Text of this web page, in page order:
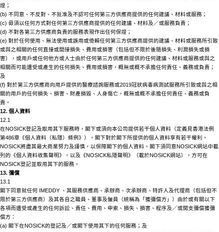
證；
(b) 不同意、不反對、不批准及不認可任何第三方供應商提供的任何建議、材料或服務；
(c) 毋須以任何方式對任何第三方供應商提供的任何建議、材料及／或服務負責；
(d) 不對各第三方供應商負責的服務表現作出任何保證；
(e) 對於任何使用、無法使用或誤用或倚賴任何第三方供應商提供的建議、材料或服務所引致
或與之相關的任何直接或間接損失、費用或損害（包括但不限於後隨損失、利潤損失或損
害），或用戶或任何他方或人士由於任何第三方供應商提供的任何建議、材料或服務或與之
相關而可能遭受或產生的任何損失、費用或損害，概無或概不承擔任何責任、義務或負責；
及
(f) 對於第三方供應商向用戶提供的醫療諮詢服務或2019冠狀病毒病測試服務所引致或與之相
關的用戶的任何損失、損害、財產損毀、人身傷亡，概無或概不承擔任何責任、義務或負
責。
12. 個人資料
12.1
在NOSICK登記及取用其下服務時，閣下或須向本公司提供若干個人資料（定義見香港法例
第486章《個人資料（私隱）條例》）。閣下對於閣下所提供的個人資料享有若干權利。
NOSICK將盡其最大商業努力及謹慎，以保障閣下的個人資料。閣下須同意NOSICK網站中載
列的《個人資料收集聲明》，以及《NOSICK私隱聲明》（載於NOSICK網站），方可在
NOSICK登記並取用其下的服務。
13. 彌償
13.1
閣下同意就任何 IMEDDY 、其服務供應商、承辦商、次承辦商、特許人及代理商（包括但不
限於第三方供應商）及其各自之職員、董事及僱員（統稱為「獲彌償方」）由於或有關以下
各項而遭受或產生的任何訴訟、責任、費用、申索、損失、損害、程序及／或開支彌償獲彌
償方：
(a) 閣下在NOSICK的登記及／或閣下使用其下的任何服務；及